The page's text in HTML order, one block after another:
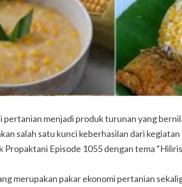
pertanian menjadi produk turunan yang
salah satu kunci keberhasilan dari
Episode 1055 dengan tema
merupakan pakar ekonomi pertanian